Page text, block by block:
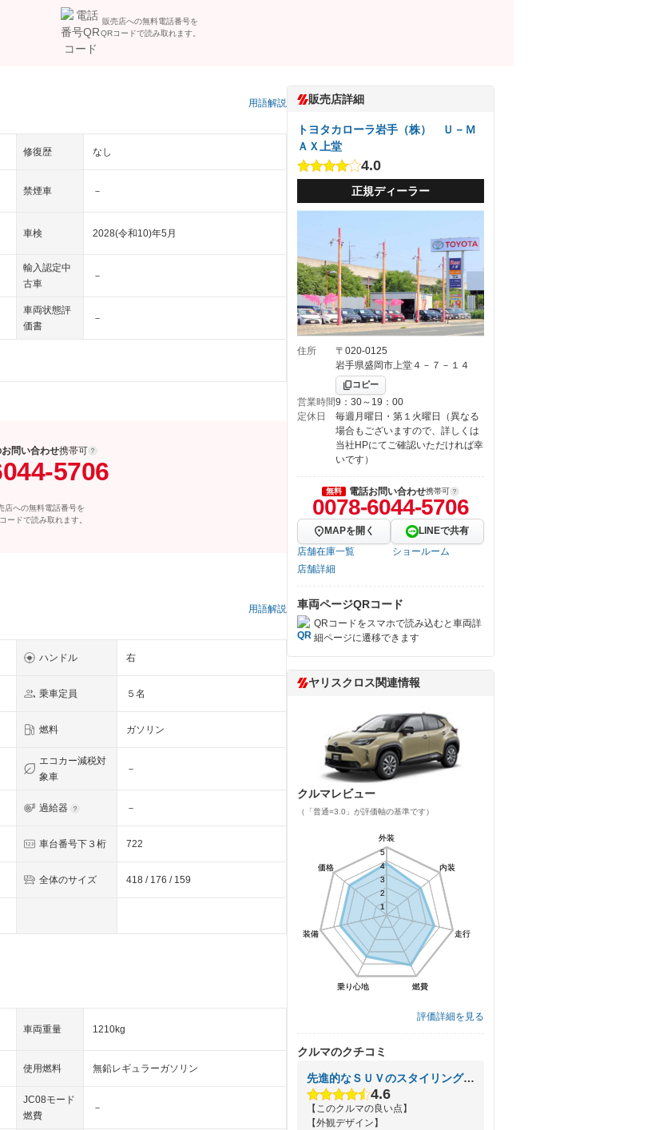
販売店への無料電話番号を
QRコードで読み取れます。
用語解説
修復歴 なし
禁煙車 －
車検 2028(令和10)年5月
輸入認定中
古車
－
車両状態評
価書
－
問い合わせ携帯可
5706
店への無料電話番号を
ードで読み取れます。
用語解説
ハンドル 右
乗車定員 ５名
燃料 ガソリン
エコカー減税対
象車
－
過給器 －
車台番号下３桁 722
全体のサイズ 418 / 176 / 159
車両重量 1210kg
使用燃料 無鉛レギュラーガソリン
JC08モード
燃費
－
販売店詳細
トヨタカローラ岩手（株） Ｕ－Ｍ
ＡＸ上堂
4.0
正規ディーラー
住所
〒020-0125
岩手県盛岡市上堂４－７－１４
コピー
営業時間9：30～19：00
定休日
毎週月曜日・第１火曜日（異なる
場合もございますので、詳しくは
当社HPにてご確認いただければ幸
いです）
無料 電話お問い合わせ携帯可
0078-6044-5706
MAPを開く
LINEで共有
店舗在庫一覧
ショールーム
店舗詳細
車両ページQRコード
QRコードをスマホで読み込むと車両詳
細ページに遷移できます
ヤリスクロス関連情報
クルマレビュー
（「普通=3.0」が評価軸の基準です）
外装
内装
走行
燃費
乗り心地
装備
価格
1
2
3
4
5
外装
内装
走行
燃費
乗り心地
装備
価格
1
2
3
4
5
評価詳細を見る
クルマのクチコミ
先進的なＳＵＶのスタイリングと燃費が魅力のヤリスクロス
4.6
【このクルマの良い点】
【外観デザイン】